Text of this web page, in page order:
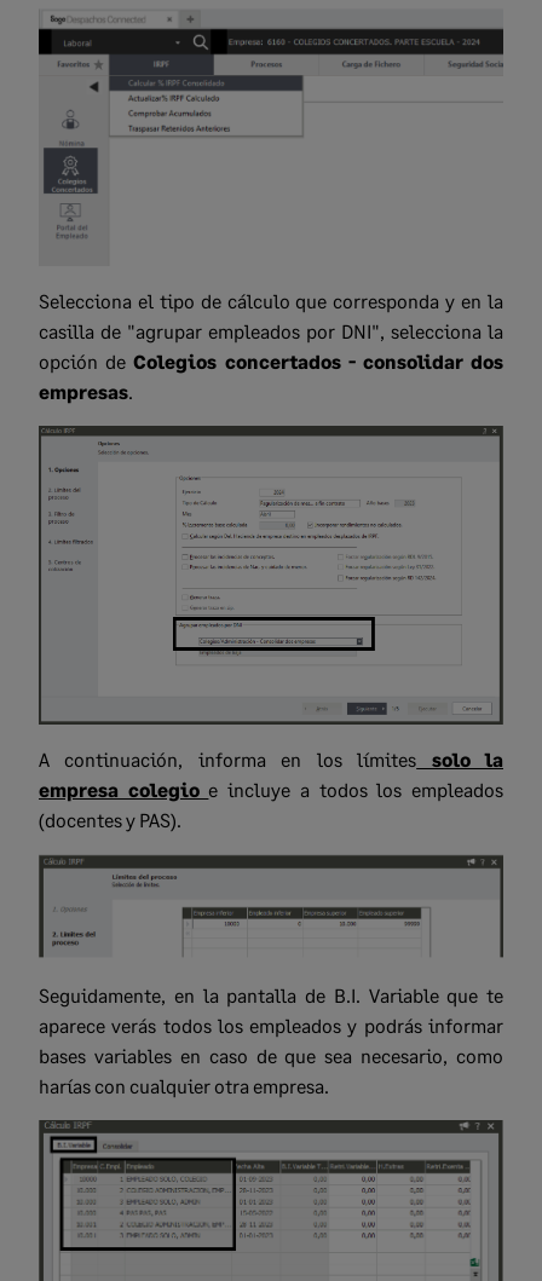
Selecciona el tipo de cálculo que corresponda y en la
casilla de "agrupar empleados por DNI", selecciona la
opción de Colegios concertados - consolidar dos
empresas.
A continuación, informa en los límites solo la
empresa colegio e incluye a todos los empleados
(docentes y PAS).
Seguidamente, en la pantalla de B.I. Variable que te
aparece verás todos los empleados y podrás informar
bases variables en caso de que sea necesario, como
harías con cualquier otra empresa.